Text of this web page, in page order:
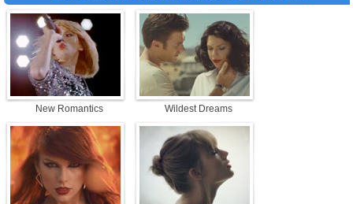
New Romantics Wildest Dreams